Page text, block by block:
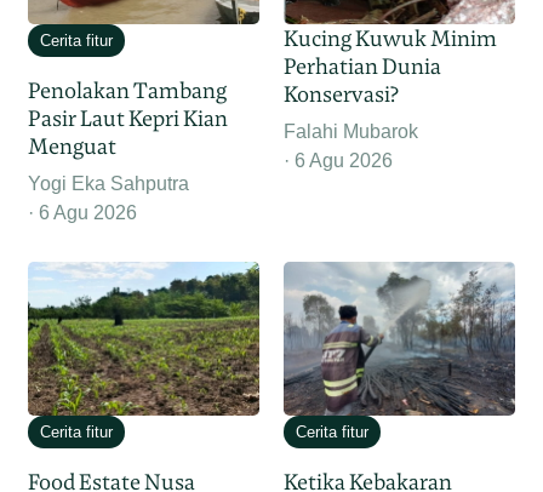
Cerita fitur
Penolakan Tambang
Pasir Laut Kepri Kian
Menguat
Yogi Eka Sahputra
6 Agu 2026
Kucing Kuwuk Minim
Perhatian Dunia
Konservasi?
Falahi Mubarok
6 Agu 2026
Cerita fitur
Food Estate Nusa
Cerita fitur
Ketika Kebakaran